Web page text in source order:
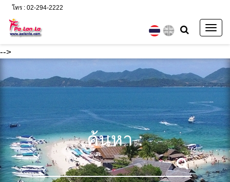
-->
โทร : 02-294-2222
ค้นหา :